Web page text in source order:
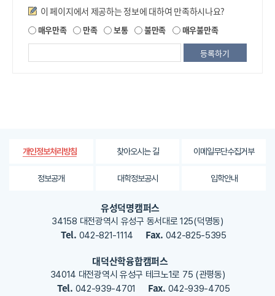
만족도조사
이 페이지에서 제공하는 정보에 대하여 만족하시나요?
매우만족 만족 보통 불만족 매우불만족
공
되
는
가
용
해
주
개인정보처리방침 찾아오시는 길 이메일무단수집거부
정보공개 대학정보공시 입학안내
유성덕명캠퍼스
34158 대전광역시 유성구 동서대로 125(덕명동)
Tel. 042-821-1114 Fax. 042-825-5395
대덕산학융합캠퍼스
34014 대전광역시 유성구 테크노1로 75 (관평동)
Tel. 042-939-4701 Fax. 042-939-4705